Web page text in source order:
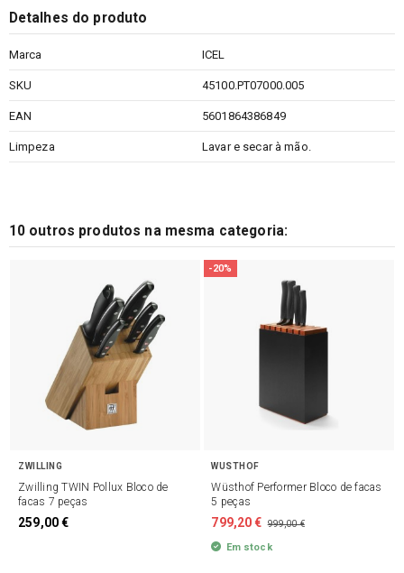
Detalhes do produto
Marca ICEL
SKU 45100.PT07000.005
EAN 5601864386849
Limpeza Lavar e secar à mão.
10 outros produtos na mesma categoria:
ZWILLING
Zwilling TWIN Pollux Bloco de
facas 7 peças
259,00 €
-20%
WUSTHOF
Wüsthof Performer Bloco de facas
5 peças
799,20 € 999,00 €
Em stock